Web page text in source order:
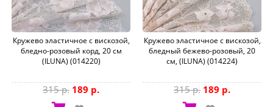
Кружево эластичное с вискозой,
бледно-розовый корд, 20 см
(ILUNA) (014220)
315 р. 189 р.
Кружево эластичное с вискозой,
бледный бежево-розовый, 20
см, (ILUNA) (014224)
315 р. 189 р.